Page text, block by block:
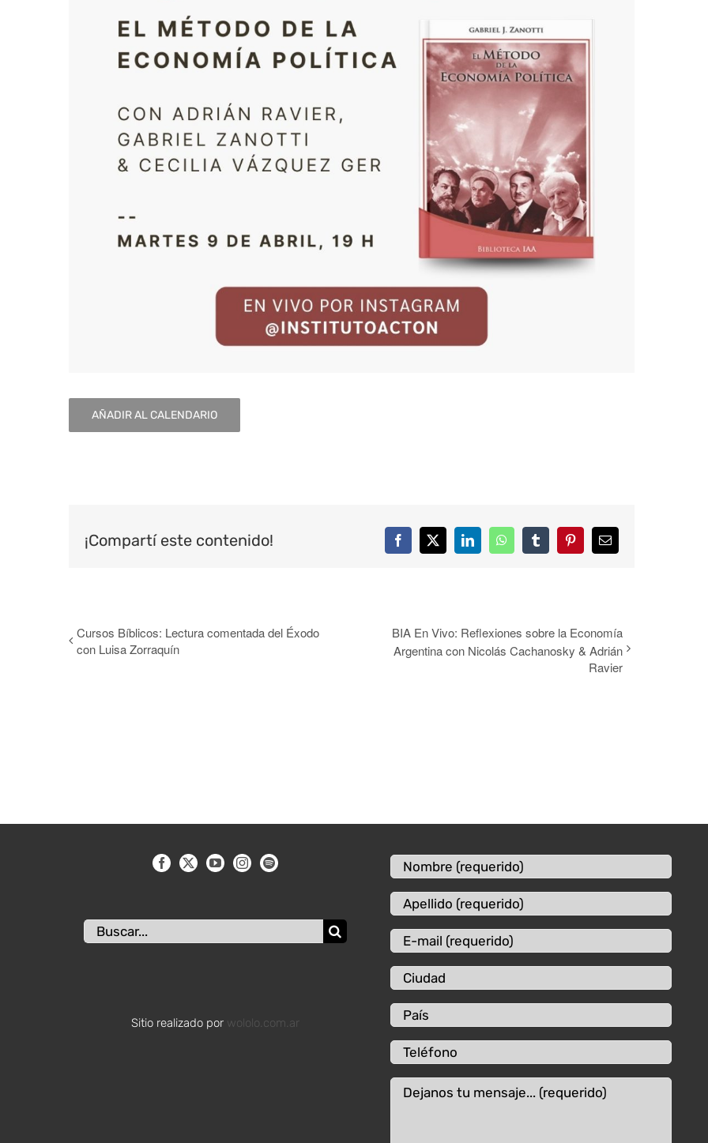
AÑADIR AL CALENDARIO
¡Compartí este contenido! FacebookTwitterLinkedInWhatsAppTumblrPinterestCorreo
electrónico
Cursos Bíblicos: Lectura comentada del Éxodo
con Luisa Zorraquín
BIA En Vivo: Reflexiones sobre la Economía
Argentina con Nicolás Cachanosky & Adrián
Ravier
Buscar:
Sitio realizado por wololo.com.ar